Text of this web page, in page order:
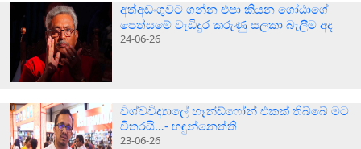
අත්අඩංගුවට ගන්න එපා කියන ගෝඨාගේ
පෙත්සමේ වැඩිදුර කරුණු සලකා බැලීම අද
24-06-26
විශ්වවිද්‍යාලේ හෑන්ඩ්ෆෝන් එකක් තිබ්බේ මට
විතරයි…- හඳුන්නෙත්ති
23-06-26